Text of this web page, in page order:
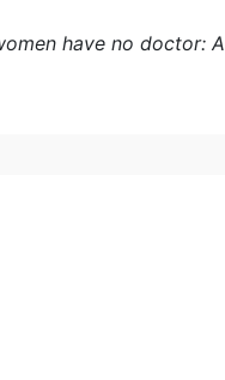
have no doctor: A